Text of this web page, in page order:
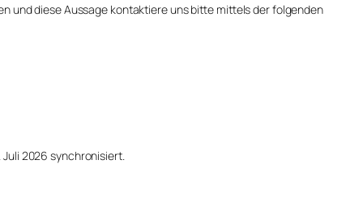
und die­se Aus­sa­ge kon­tak­tie­re uns bit­te mit­tels der fol­gen­den
Juli 2026 syn­chro­ni­siert.